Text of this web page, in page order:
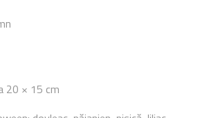
20 × 15 cm